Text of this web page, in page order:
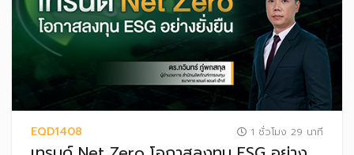
EQD1408 1 ชั่วโมง 29 นาที